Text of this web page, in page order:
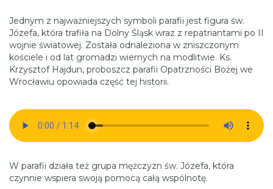
Jednym z najważniejszych symboli parafii jest figura św.
Józefa, która trafiła na Dolny Śląsk wraz z repatriantami po II
wojnie światowej. Została odnaleziona w zniszczonym
kościele i od lat gromadzi wiernych na modlitwie. Ks.
Krzysztof Hajdun, proboszcz parafii Opatrzności Bożej we
Wrocławiu opowiada część tej historii.
W parafii działa też grupa mężczyzn św. Józefa, która
czynnie wspiera swoją pomocą całą wspólnotę.